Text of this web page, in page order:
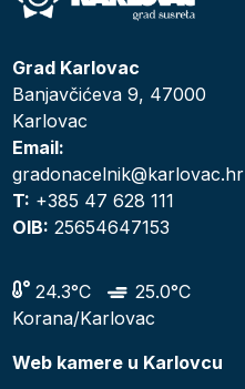
Grad Karlovac
Banjavčićeva 9, 47000
Karlovac
Email:
gradonacelnik@karlovac.hr
T: +385 47 628 111
OIB: 25654647153
24.3°C
25.0°C
Korana/Karlovac
Web kamere u Karlovcu